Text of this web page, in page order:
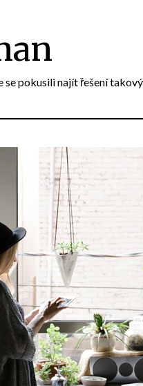
pokusili najít řešení